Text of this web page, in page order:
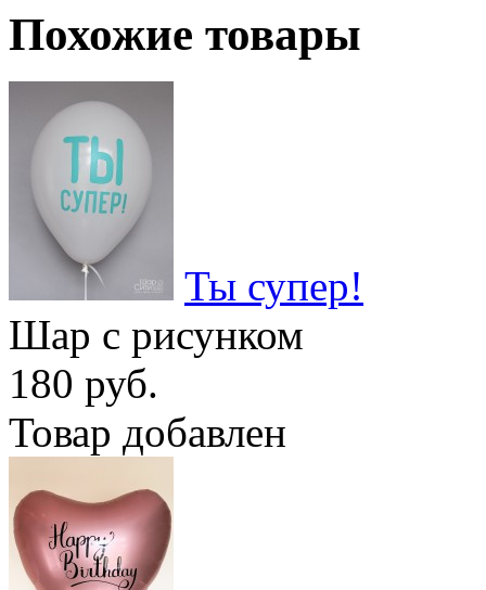
Похожие товары
Ты супер!
Шар с рисунком
180 руб.
Товар добавлен